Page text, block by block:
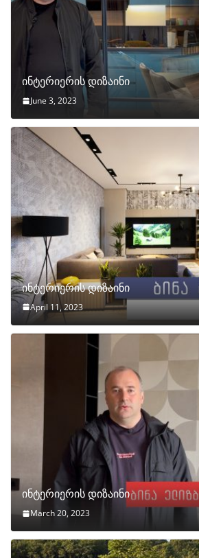
ინტერიერის დიზაინი
June 3, 2023
ინტერიერის დიზაინი
April 11, 2023
ინტერიერის დიზაინი
March 20, 2023